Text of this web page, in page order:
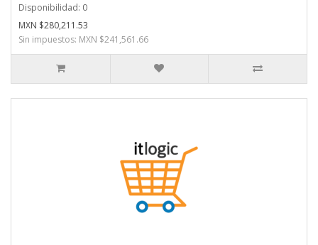
Disponibilidad: 0
MXN $280,211.53
Sin impuestos: MXN $241,561.66